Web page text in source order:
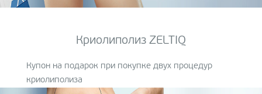
Криолиполиз ZELTIQ
Купон на подарок при покупке двух процедур
криолиполиза